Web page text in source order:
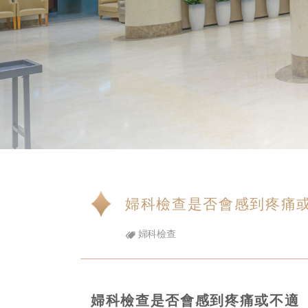
婦科檢查是否會感到疼痛
婦科檢查
婦科檢查是否會感到疼痛或不適